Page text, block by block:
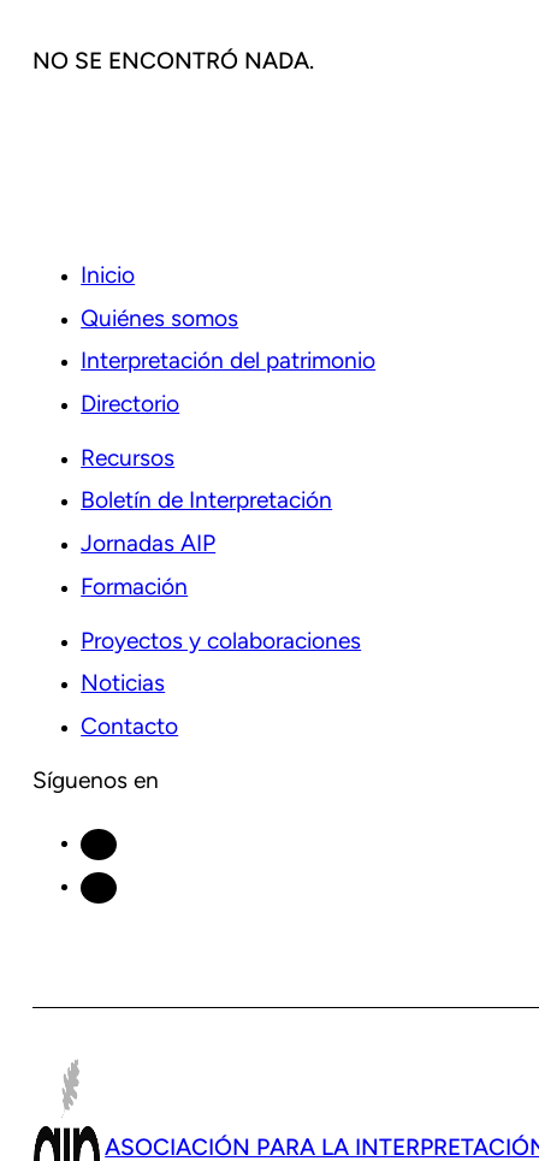
NO SE ENCONTRÓ NADA.
Inicio
Quiénes somos
Interpretación del patrimonio
Directorio
Recursos
Boletín de Interpretación
Jornadas AIP
Formación
Proyectos y colaboraciones
Noticias
Contacto
Síguenos en
ASOCIACIÓN PARA LA